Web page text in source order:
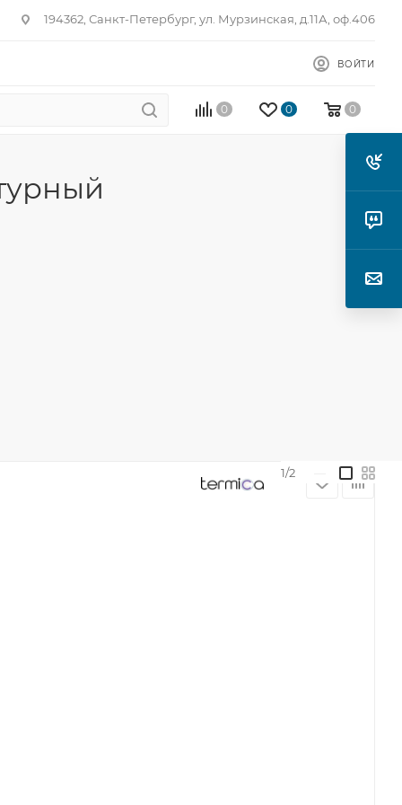
194362, Санкт-Петербург, ул. Мурзинская, д.11А, оф.406
ВОЙТИ
0 0 0
1/2